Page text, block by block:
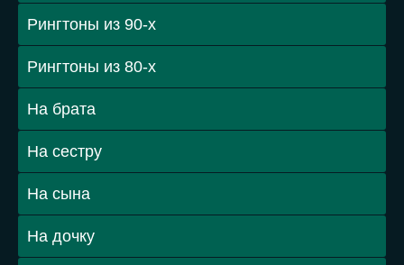
Рингтоны из 90-х
Рингтоны из 80-х
На брата
На сестру
На сына
На дочку